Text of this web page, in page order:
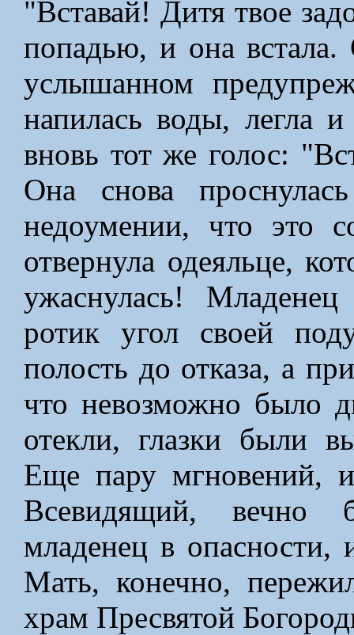
"Вставай! Дитя твое
попадью, и она
услышанном
напилась воды, легла
вновь тот же голос:
Она снова
недоумении, что это
отвернула одеяльце,
ужаснулась!
ротик угол своей
полость до отказа, а
что невозможно было
отекли, глазки были
Еще пару мгновений,
Всевидящий, вечно
младенец в опасности,
Мать, конечно,
храм Пресвятой